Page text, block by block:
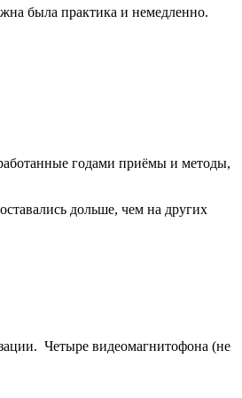
была практика и немедленно.
годами приёмы и методы,
дольше, чем на других
Четыре видеомагнитофона (не